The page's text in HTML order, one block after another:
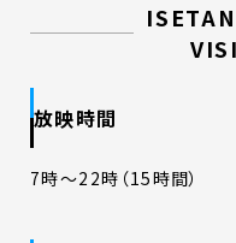
放映時間
7時～22時（15時間）